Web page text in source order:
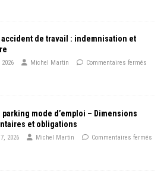
accident de travail : indemnisation et
Michel Martin Commentaires fermés
parking mode d’emploi – Dimensions
et obligations
2026 Michel Martin Commentaires fermés